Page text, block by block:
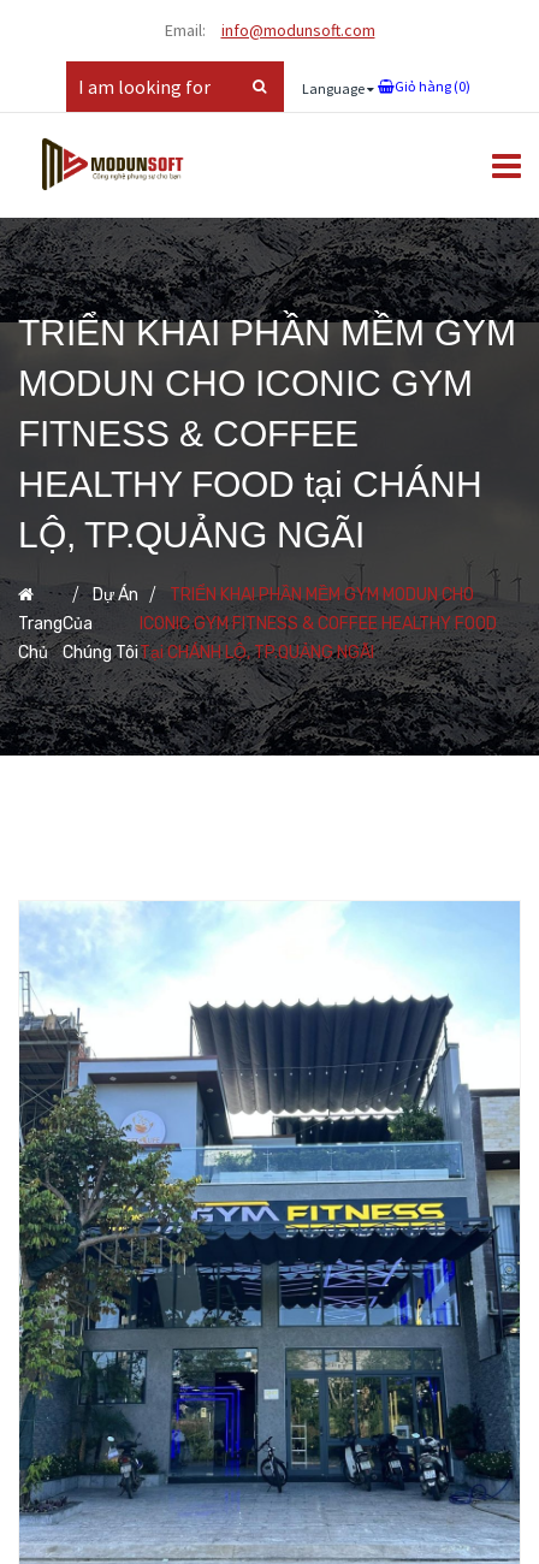
Email: info@modunsoft.com
Language Giỏ hàng (0)
TRIỂN KHAI PHẦN MỀM GYM
MODUN CHO ICONIC GYM
FITNESS & COFFEE
HEALTHY FOOD tại CHÁNH
LỘ, TP.QUẢNG NGÃI
Trang
Chủ
Dự Án
Của
Chúng Tôi
TRIỂN KHAI PHẦN MỀM GYM MODUN CHO
ICONIC GYM FITNESS & COFFEE HEALTHY FOOD
Tại CHÁNH LỘ, TP.QUẢNG NGÃI